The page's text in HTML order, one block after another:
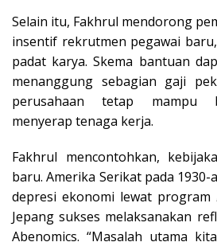
Selain itu, Fakhrul mendorong
insentif rekrutmen pegawai
padat karya. Skema bantuan
menanggung sebagian gaji
perusahaan tetap mampu
menyerap tenaga kerja.
Fakhrul mencontohkan,
baru. Amerika Serikat pada
depresi ekonomi lewat program
Jepang sukses melaksanakan
Abenomics. “Masalah utama